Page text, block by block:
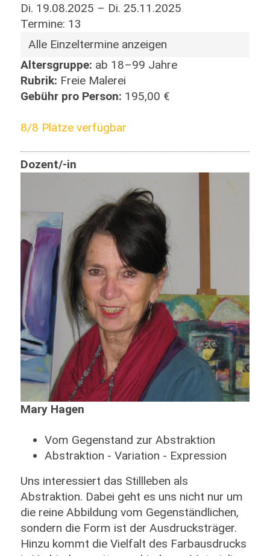
Di. 19.08.2025 – Di. 25.11.2025
Termine: 13
Alle Einzeltermine anzeigen
Altersgruppe: ab 18–99 Jahre
Rubrik: Freie Malerei
Gebühr pro Person: 195,00 €
8/8 Plätze verfügbar
Dozent/-in
Mary Hagen
Vom Gegenstand zur Abstraktion
Abstraktion - Variation - Expression
Uns interessiert das Stillleben als
Abstraktion. Dabei geht es uns nicht nur um
die reine Abbildung vom Gegenständlichen,
sondern die Form ist der Ausdrucksträger.
Hinzu kommt die Vielfalt des Farbausdrucks